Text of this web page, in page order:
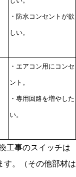
・防水コンセントが欲
しい。
・エアコン用にコンセ
ント。
・専用回路を増やした
い。
工事のスイッチは
。（その他部材は